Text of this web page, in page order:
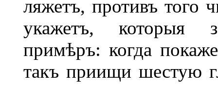
ляжетъ, противъ того
укажетъ, которыя
примѣръ: когда
такъ приищи шестую